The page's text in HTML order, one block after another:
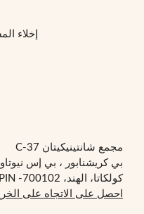
❗ إخلاء
مجمع شانتينيكيتان C-37
بي كريشنابور ، بي إس
كولكاتا، الهند، PIN -700102
احصل على الاتجاه على